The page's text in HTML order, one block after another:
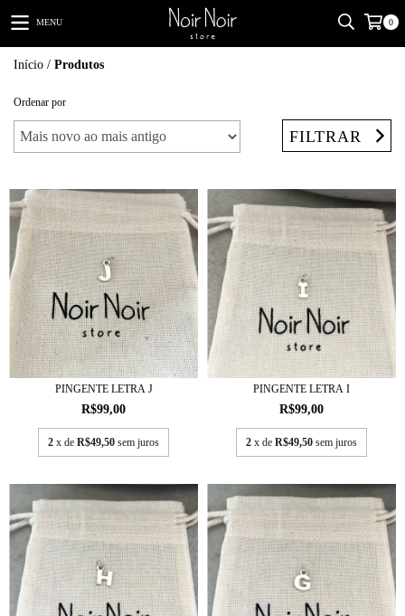
MENU 0
Início / Produtos
Ordenar por
FILTRAR
PINGENTE LETRA J
R$99,00
2 x de R$49,50 sem juros
PINGENTE LETRA I
R$99,00
2 x de R$49,50 sem juros